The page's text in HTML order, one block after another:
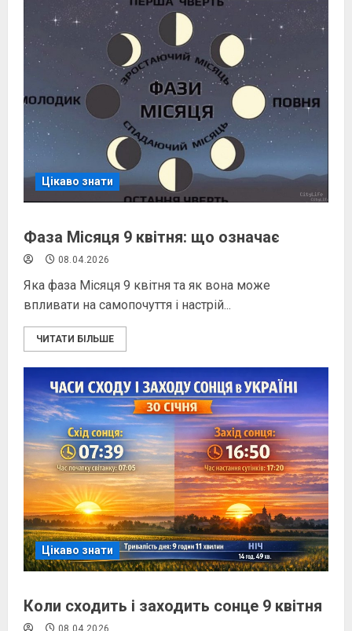
Цікаво знати
Фаза Місяця 9 квітня: що означає
08.04.2026
Яка фаза Місяця 9 квітня та як вона може
впливати на самопочуття і настрій...
ЧИТАТИ БІЛЬШЕ
Цікаво знати
Коли сходить і заходить сонце 9 квітня
08.04.2026